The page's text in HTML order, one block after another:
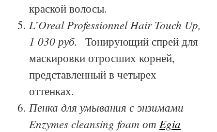
краской волосы.
L’Oreal Professionnel Hair Touch Up,
1 030 руб.
Тонирующий спрей для
маскировки отросших корней,
представленный в четырех
оттенках.
Пенка для умывания с энзимами
Enzymes cleansing foam от Egia